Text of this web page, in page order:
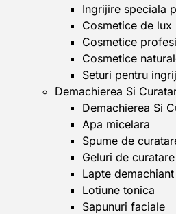
Ingrijire speciala
Cosmetice de lux
Cosmetice
Cosmetice
Seturi pentru
Demachierea Si
Demachierea Si
Apa micelara
Spume de
Geluri de curatare
Lapte demachiant
Lotiune tonica
Sapunuri faciale